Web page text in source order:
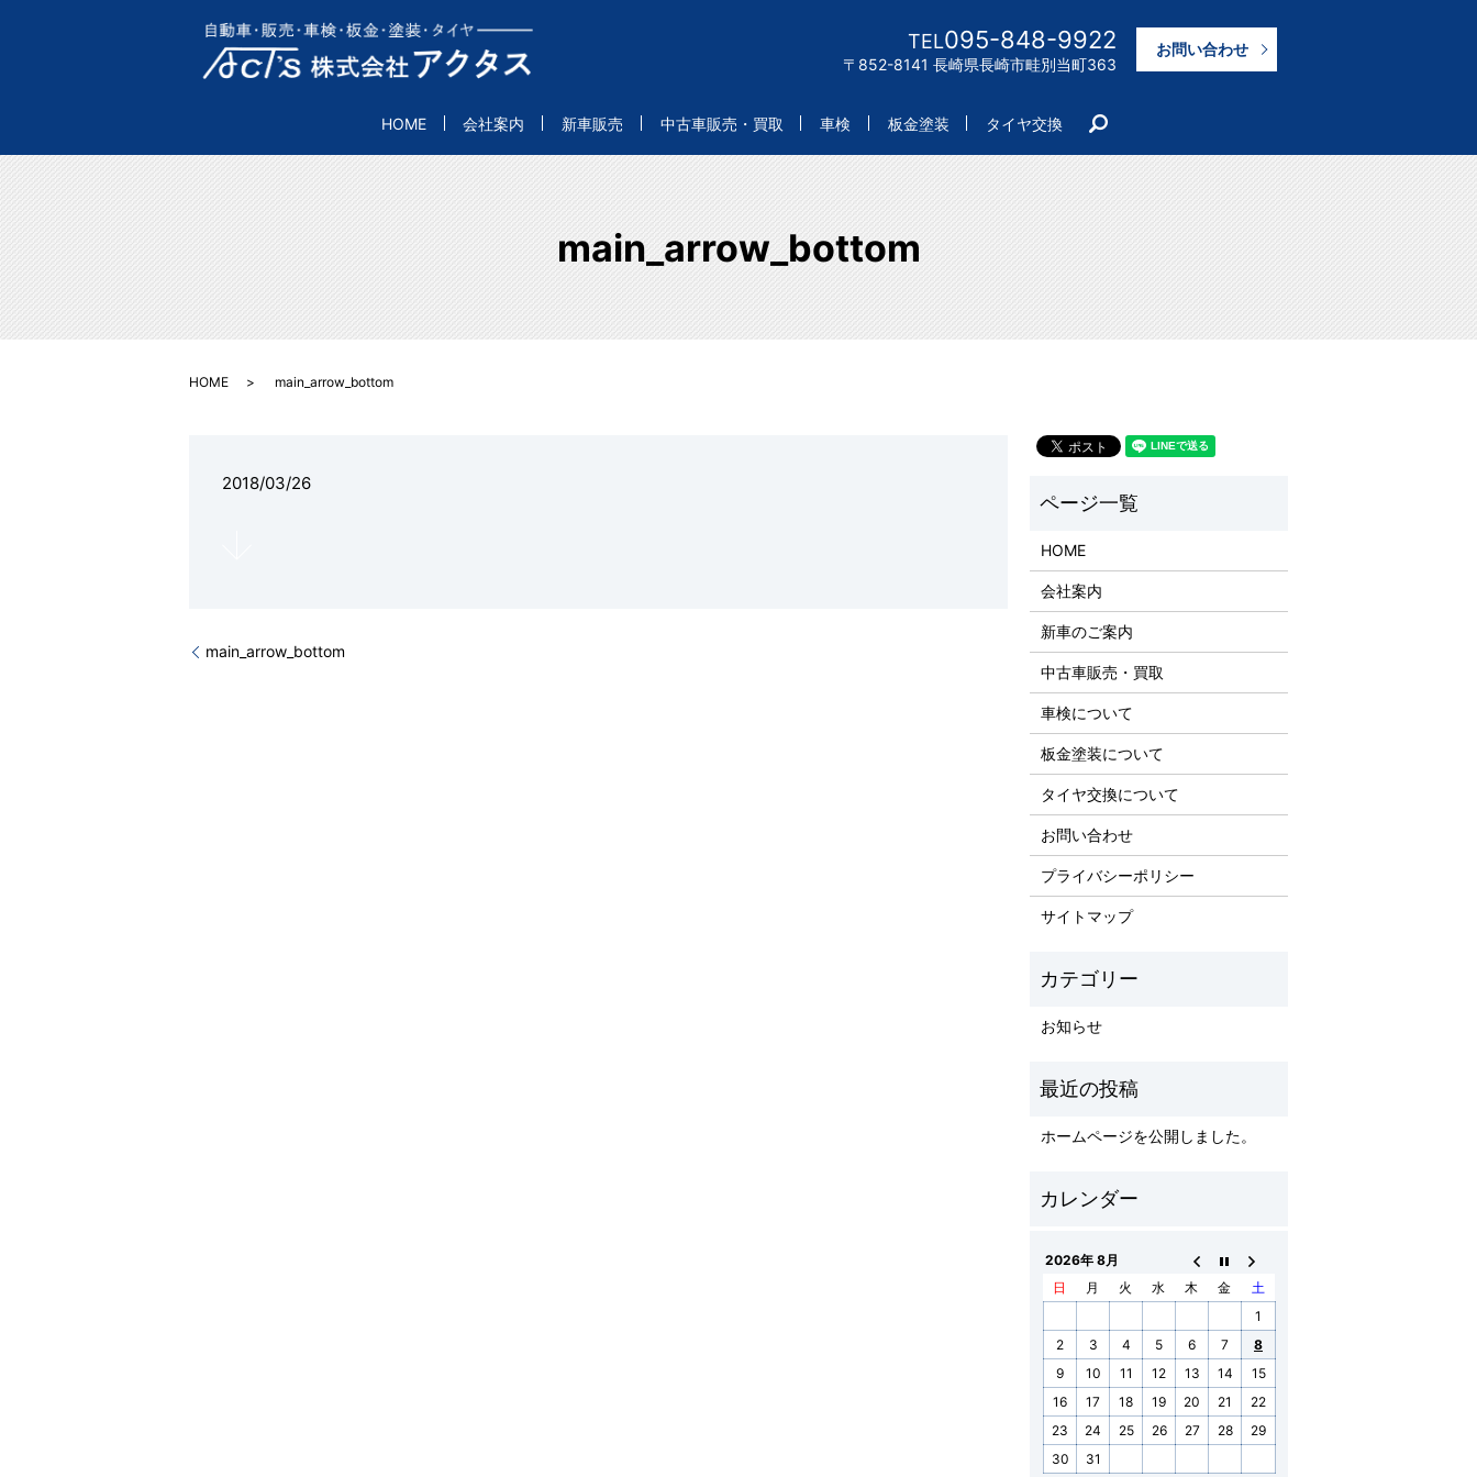
TEL095-848-9922
〒852-8141 長崎県長崎市畦別当町363
お問い合わせ
HOME 会社案内 新車販売 中古車販売・買取 車検 板金塗装 タイヤ交換
main_arrow_bottom
HOME main_arrow_bottom
2018/03/26
main_arrow_bottom
HOME
会社案内
新車のご案内
中古車販売・買取
車検について
板金塗装について
タイヤ交換について
お問い合わせ
プライバシーポリシー
サイトマップ
お知らせ
ホームページを公開しました。
2026年 8月
日
月 火 水 木 金
土
1
2
3 4 5 6 7
8
9
10 11 12 13 14
15
16
17 18 19 20 21
22
23
24 25 26 27 28
29
30
31